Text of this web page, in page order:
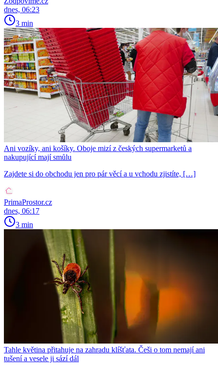
dnes, 06:23
3 min
Ani vozíky, ani košíky. Oboje mizí z českých supermarketů a
nakupující mají smůlu
Zajdete si do obchodu jen pro pár věcí a u vchodu zjistíte, […]
PrimaProstor.cz
dnes, 06:17
3 min
Tahle květina přitahuje na zahradu klíšťata. Češi o tom nemají ani
tušení a vesele ji sází dál